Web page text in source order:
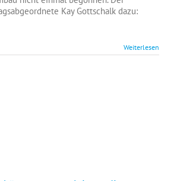
Kay Gottschalk dazu:
Weiterlesen